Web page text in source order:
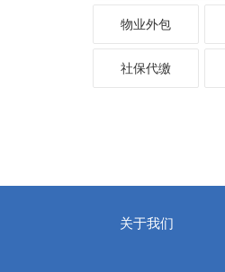
物业外包
社保代缴
关于我们